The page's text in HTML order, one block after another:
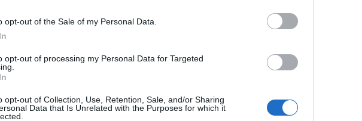
opt-out of the Sale of my Personal Data.
opt-out of processing my Personal Data for Targeted
opt-out of Collection, Use, Retention, Sale, and/or Sharing
Data that Is Unrelated with the Purposes for which it
Nous avons été très surpris car arrivés sur place le jour de la réservation, aucune chambre
Ritornerebbe in questo hotel?
NON SO